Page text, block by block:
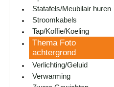
Statafels/Meubilair huren
Stroomkabels
Tap/Koffie/Koeling
Thema Foto
achtergrond
Verlichting/Geluid
Verwarming